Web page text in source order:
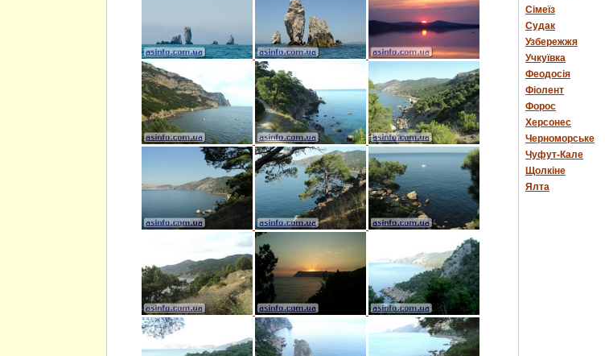
Сімеїз
Судак
Узбережжя
Учкуївка
Феодосія
Фіолент
Форос
Херсонес
Черноморське
Чуфут-Кале
Щолкіне
Ялта